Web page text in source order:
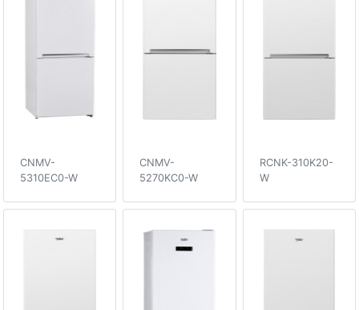
CNMV-
5310EC0-W
CNMV-
5270KC0-W
RCNK-310K20-
W